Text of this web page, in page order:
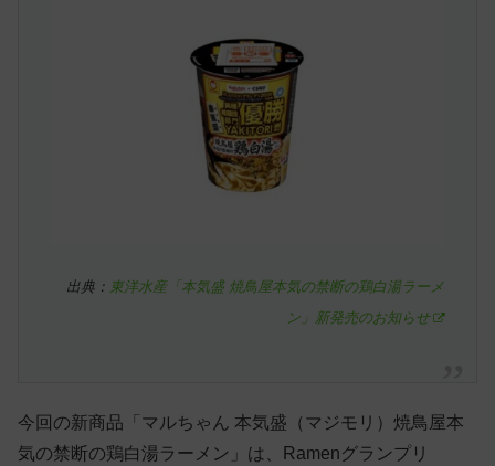
出典： 東洋水産「本気盛 焼鳥屋本気の禁断の鶏白湯ラーメ
ン」新発売のお知らせ
今回の新商品「マルちゃん 本気盛（マジモリ）焼鳥屋本
気の禁断の鶏白湯ラーメン」は、Ramenグランプリ